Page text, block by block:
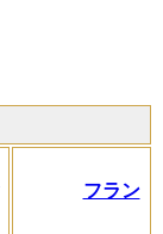
フラン